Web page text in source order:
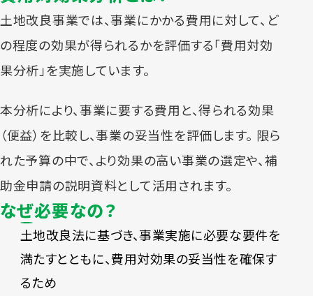
土地改良事業では、事業にかかる費用に対して、ど
の程度の効果が得られるかを評価する「費用対効
果分析」を実施しています。
本分析により、事業に要する費用と、得られる効果
（便益）を比較し、事業の妥当性を評価します。 限ら
れた予算の中で、より効果の高い事業の選定や、補
助金申請の説明資料として活用されます。
なぜ必要なの？
土地改良法に基づき、事業実施に必要な要件を
満たすとともに、費用対効果の妥当性を確保す
るため